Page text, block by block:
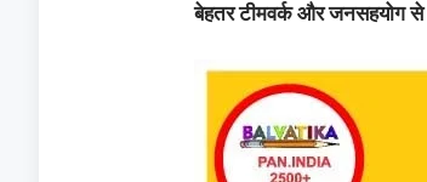
बेहतर टीमवर्क और जनसहयोग से